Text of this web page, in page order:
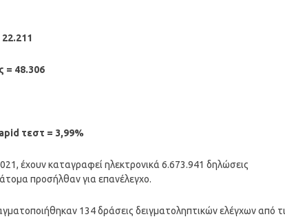
ημέρας = 48.306
ημέρας = 70.517
τεστ = 3,99%
έχουν καταγραφεί ηλεκτρονικά 6.673.941 δηλώσεις
προσήλθαν για επανέλεγχο.
134 δράσεις δειγματοληπτικών ελέγχων από